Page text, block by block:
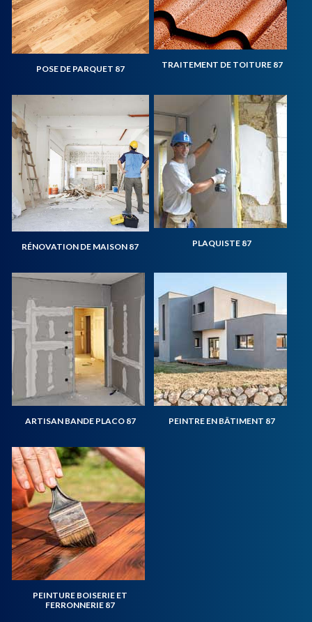
POSE DE PARQUET 87 TRAITEMENT DE TOITURE 87
RÉNOVATION DE MAISON 87 PLAQUISTE 87
ARTISAN BANDE PLACO 87 PEINTRE EN BÂTIMENT 87
PEINTURE BOISERIE ET
FERRONNERIE 87